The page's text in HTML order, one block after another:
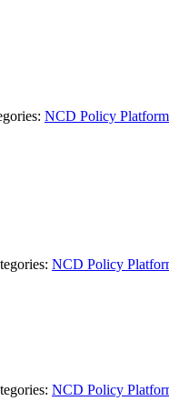
NCD Policy Platform
NCD Policy
NCD Policy